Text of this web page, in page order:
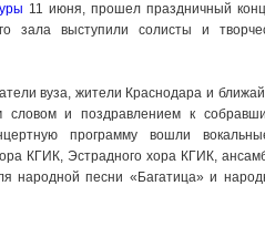
11 июня, прошел праздничный
зала выступили солисты и
вуза, жители Краснодара и
словом и поздравлением к
программу вошли
КГИК, Эстрадного хора КГИК,
народной песни «Багатица» и